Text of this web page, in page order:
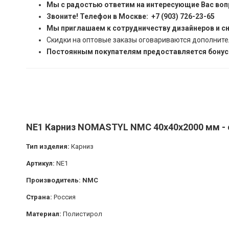
Мы с радостью ответим на интересующие Вас
Звоните! Телефон в Москве: +7 (903) 726-23-65
Мы приглашаем к сотрудничеству дизайнеров и
Скидки на оптовые заказы оговариваются
Постоянным покупателям предоставляется
NE1 Карниз NOMASTYL NMC 40х40х2000 мм
Тип изделия: Карниз
Артикул: NE1
Производитель: NMC
Страна: Россия
Материал: Полистирол